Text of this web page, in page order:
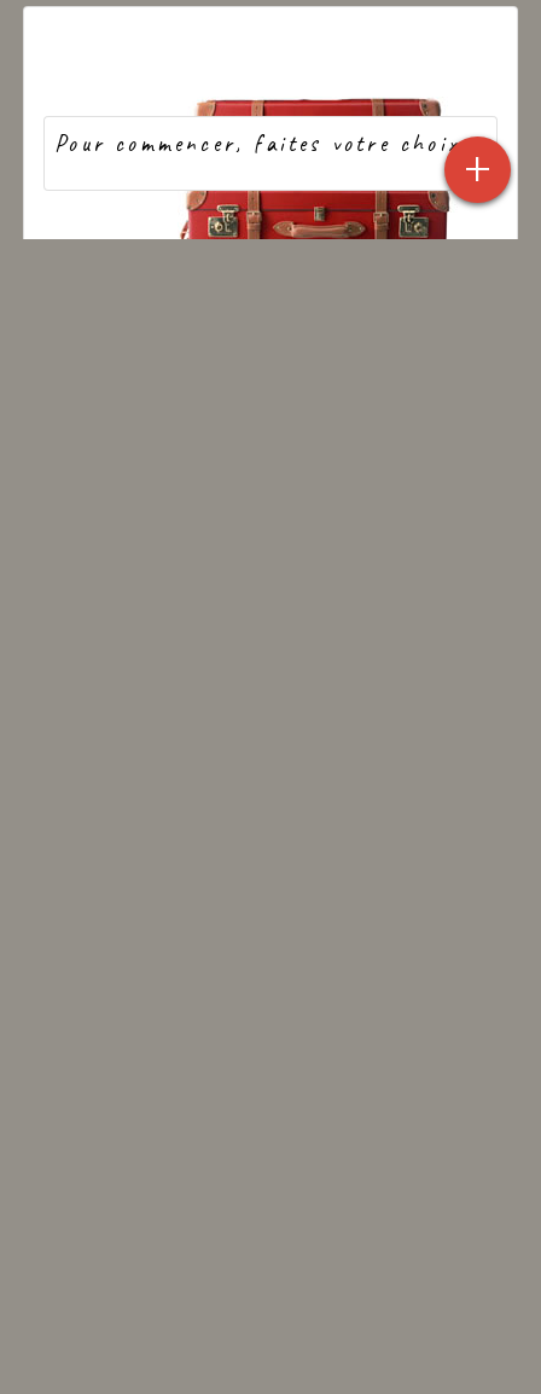
Pour commencer, faites votre choix...
+